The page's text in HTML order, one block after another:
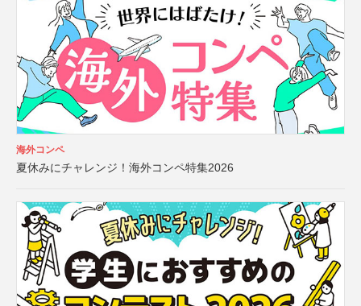
海外コンペ
夏休みにチャレンジ！海外コンペ特集2026